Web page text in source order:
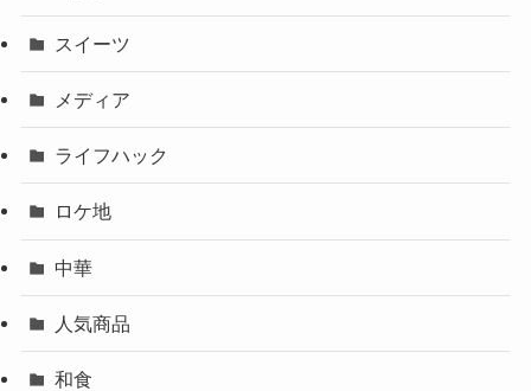
スイーツ
メディア
ライフハック
ロケ地
中華
人気商品
和食